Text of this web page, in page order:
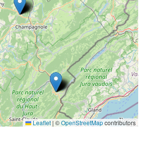
Leaflet | ©OpenStreetMapcontributors